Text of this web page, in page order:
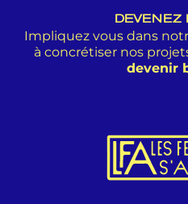
DEVENEZ
Impliquez vous dans
à concrétiser nos
devenir